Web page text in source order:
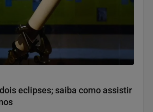
eclipses; saiba como assistir